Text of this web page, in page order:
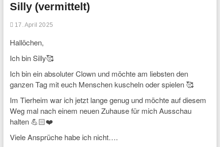
Silly (vermittelt)
17. April 2025
Hallöchen,
Ich bin Silly🥰
Ich bin ein absoluter Clown und möchte am liebsten den
ganzen Tag mit euch Menschen kuscheln oder spielen 🥰
Im Tierheim war ich jetzt lange genug und möchte auf diesem
Weg mal nach einem neuen Zuhause für mich Ausschau
halten 💪🏻❤️
Viele Ansprüche habe ich nicht….